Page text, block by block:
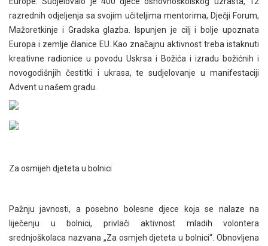
razrednih odjeljenja sa svojim učiteljima mentorima, Dječji Forum,
Mažoretkinje i Gradska glazba. Ispunjen je cilj i bolje upoznata
Europa i zemlje članice EU. Kao značajnu aktivnost treba istaknuti
kreativne radionice u povodu Uskrsa i Božića i izradu božićnih i
novogodišnjih čestitki i ukrasa, te sudjelovanje u manifestaciji
Advent u našem gradu.
Za osmijeh djeteta u bolnici
Pažnju javnosti, a posebno bolesne djece koja se nalaze na
liječenju u bolnici, privlači aktivnost mladih volontera
srednjoškolaca nazvana „Za osmjeh djeteta u bolnici“. Obnovljena